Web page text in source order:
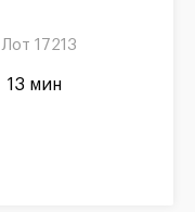
Лот 17213
13 мин